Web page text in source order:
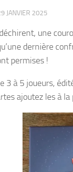
JANVIER 2025
une
dernière
permises !
3 à 5 joueurs,
ajoutez les à